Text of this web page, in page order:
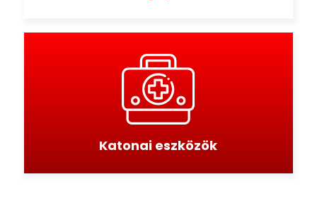
Katonai eszközök